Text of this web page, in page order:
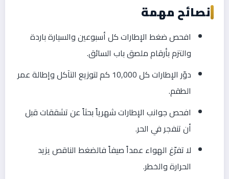
نصائح مهمة
افحص ضغط الإطارات كل أسبوعين والسيارة باردة
والتزم بأرقام ملصق باب السائق.
دوّر الإطارات كل 10,000 كم لتوزيع التآكل وإطالة عمر
الطقم.
افحص جوانب الإطارات شهرياً بحثاً عن تشققات قبل
أن تنفجر في الحر.
لا تفرّغ الهواء عمداً صيفاً فالضغط الناقص يزيد
الحرارة والخطر.